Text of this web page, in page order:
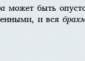
может быть
и вся